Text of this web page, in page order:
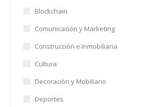
Blockchain
Comunicación y Marketing
Construcción e Inmobiliaria
Cultura
Decoración y Mobiliario
Deportes